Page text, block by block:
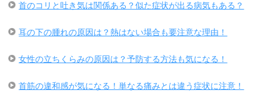
首のコリと吐き気は関係ある？似た症状が出る病気もある？
耳の下の腫れの原因は？熱はない場合も要注意な理由！
女性の立ちくらみの原因は？予防する方法も気になる！
首筋の違和感が気になる！単なる痛みとは違う症状に注意！